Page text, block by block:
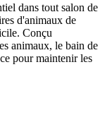
dans tout salon de
d'animaux de
Conçu
animaux, le bain de
pour maintenir les